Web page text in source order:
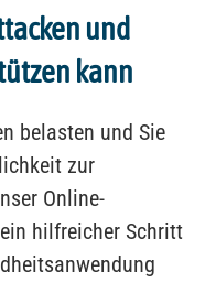
und
kann
belasten und Sie
zur
Online-
hilfreicher Schritt